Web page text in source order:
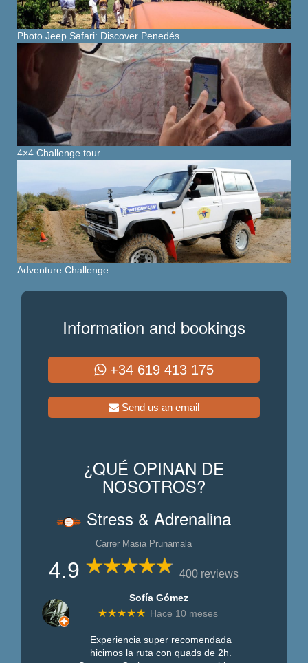
Photo Jeep Safari: Discover Penedés
4×4 Challenge tour
Adventure Challenge
Information and bookings
+34 619 413 175
Send us an email
¿QUÉ OPINAN DE
NOSOTROS?
Stress & Adrenalina
Carrer Masia Prunamala
4.9 400 reviews
Sofía Gómez
★★★★★ Hace 10 meses
Experiencia super recomendada
hicimos la ruta con quads de 2h.